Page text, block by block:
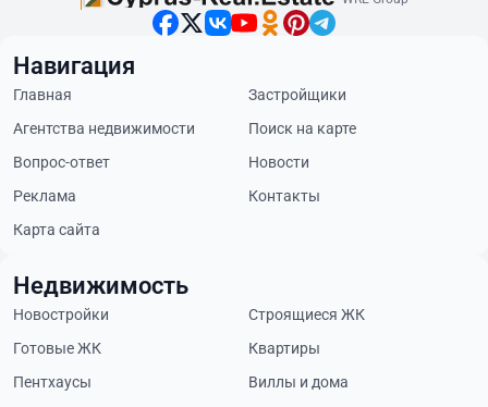
Навигация
Главная
Застройщики
Агентства недвижимости
Поиск на карте
Вопрос-ответ
Новости
Реклама
Контакты
Карта сайта
Недвижимость
Новостройки
Строящиеся ЖК
Готовые ЖК
Квартиры
Пентхаусы
Виллы и дома